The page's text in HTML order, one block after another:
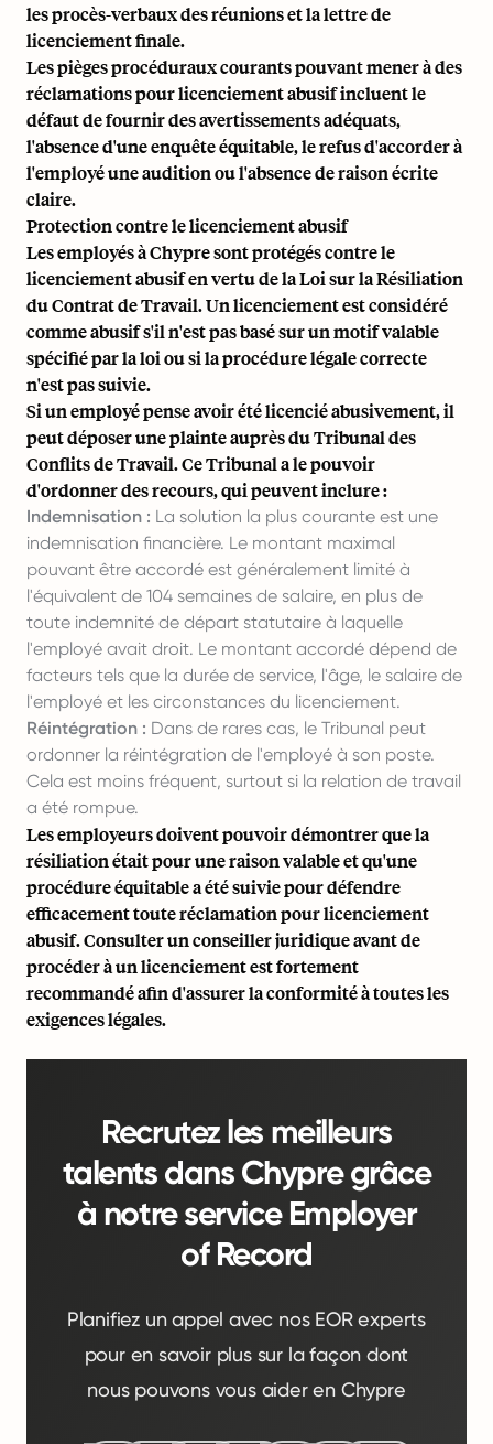
les procès-verbaux des réunions et la lettre de
licenciement finale.
Les pièges procéduraux courants pouvant mener à des
réclamations pour licenciement abusif incluent le
défaut de fournir des avertissements adéquats,
l'absence d'une enquête équitable, le refus d'accorder à
l'employé une audition ou l'absence de raison écrite
claire.
Protection contre le licenciement abusif
Les employés à Chypre sont protégés contre le
licenciement abusif en vertu de la Loi sur la Résiliation
du Contrat de Travail. Un licenciement est considéré
comme abusif s'il n'est pas basé sur un motif valable
spécifié par la loi ou si la procédure légale correcte
n'est pas suivie.
Si un employé pense avoir été licencié abusivement, il
peut déposer une plainte auprès du Tribunal des
Conflits de Travail. Ce Tribunal a le pouvoir
d'ordonner des recours, qui peuvent inclure :
Indemnisation : La solution la plus courante est une
indemnisation financière. Le montant maximal
pouvant être accordé est généralement limité à
l'équivalent de 104 semaines de salaire, en plus de
toute indemnité de départ statutaire à laquelle
l'employé avait droit. Le montant accordé dépend de
facteurs tels que la durée de service, l'âge, le salaire de
l'employé et les circonstances du licenciement.
Réintégration : Dans de rares cas, le Tribunal peut
ordonner la réintégration de l'employé à son poste.
Cela est moins fréquent, surtout si la relation de travail
a été rompue.
Les employeurs doivent pouvoir démontrer que la
résiliation était pour une raison valable et qu'une
procédure équitable a été suivie pour défendre
efficacement toute réclamation pour licenciement
abusif. Consulter un conseiller juridique avant de
procéder à un licenciement est fortement
recommandé afin d'assurer la conformité à toutes les
exigences légales.
Recrutez les meilleurs
talents dans Chypre grâce
à notre service Employer
of Record
Planifiez un appel avec nos EOR experts
pour en savoir plus sur la façon dont
nous pouvons vous aider en Chypre